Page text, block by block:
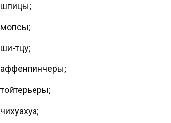
шпицы;
мопсы;
ши-тцу;
аффенпинчеры;
тойтерьеры;
чихуахуа;